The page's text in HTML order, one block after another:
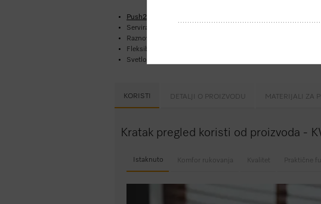
Push2open
Servirajte i uživajte do savršenstva – uklj.
Raznovrsna vina na savršenoj temperaturi – 3 temperaturne
Fleksibilno za čuvanje većih boca vina zahv. funkc.
Svetlost obasipa unutr. zahvalj. LED elem. –
KORISTI DETALJI O PROIZVODU MATERIJALI ZA
Kratak pregled koristi od proizvoda -
Istaknuto Komfor rukovanja Kvalitet Praktične